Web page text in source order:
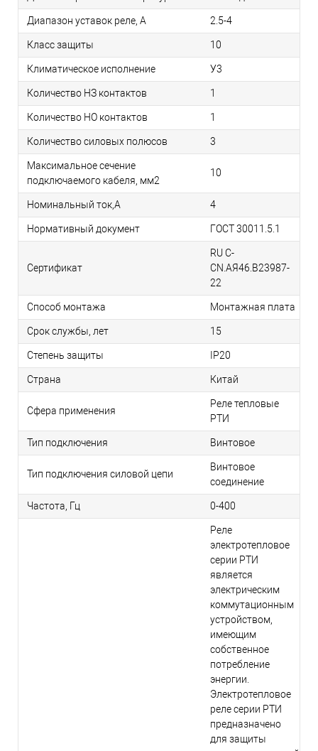
Диапазон уставок реле, А 2.5-4
Класс защиты 10
Климатическое исполнение У3
Количество НЗ контактов 1
Количество НО контактов 1
Количество силовых полюсов 3
Максимальное сечение
подключаемого кабеля, мм2
10
Номинальный ток,А 4
Нормативный документ ГОСТ 30011.5.1
Сертификат
RU C-
CN.АЯ46.B23987-
22
Способ монтажа Монтажная плата
Срок службы, лет 15
Степень защиты IP20
Страна Китай
Сфера применения
Реле тепловые
РТИ
Тип подключения Винтовое
Тип подключения силовой цепи
Винтовое
соединение
Частота, Гц 0-400
Реле
электротепловое
серии РТИ
является
электрическим
коммутационным
устройством,
имеющим
собственное
потребление
энергии.
Электротепловое
реле серии РТИ
предназначено
для защиты